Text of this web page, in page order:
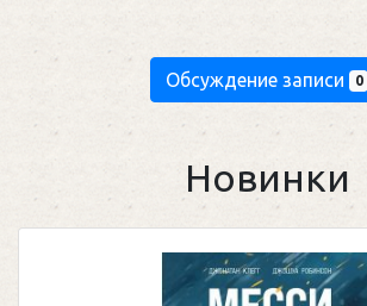
Обсуждение записи 0
Новинки